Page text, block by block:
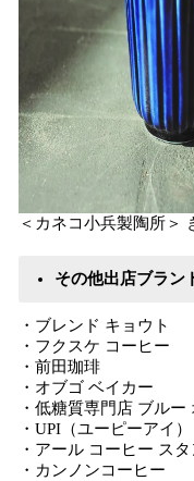
＜カネコ小兵製陶所＞
その他出店ブラン
・ブレンド キョウト
・フクスケ コーヒー
・前田珈琲
・オブゴ ベイカー
・低糖質専門店 ブルー
・UPI（ユーピーアイ）
・アール コーヒー スタ
・カンノンコーヒー